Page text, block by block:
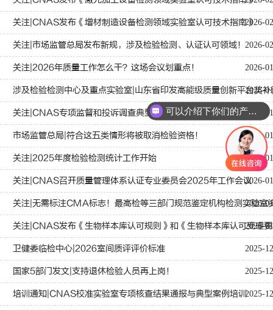
关注|CNAS发布《增材制造设备检测领域实验室认可技术指南》2026-
关注|市场监管总局发布新规，涉及检验检测、认证认可领域！2026-
关注|2026年质量工作怎么干？这场会议划重点！ 2026-
涉及检验检测中心及重点实验室|山东省印发高能级质量创新平台奖
2026-
关注|CNAS专项监督和投诉调查典型案例警示【2026】第1期2026-
市场监管总局|符合这五类情形将被取消检验资格！ 2026-
关注|2025年度检验检测统计工作开始 2026-
关注|CNAS召开质量管理体系认证专业委员会2025年工作会议2026-
关注|无需标注CMA标志！最高检等三部门规范鉴定机构检测实验室
2026-
关注|CNAS发布《生物样本库认可规则》和《生物样本库认可受理
2026-
卫健委临检中心|2026室间质评评价标准 2025-
国家5部门发文|支持退休检验人员再上岗！ 2025-
培训通知|CNAS校准实验室专项核查结果通报与典型案例培训2025-
可以介绍下你们的产品么